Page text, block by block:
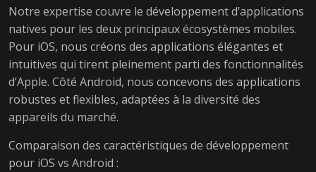
Notre expertise couvre le développement d’applications
natives pour les deux principaux écosystèmes mobiles.
Pour iOS, nous créons des applications élégantes et
intuitives qui tirent pleinement parti des fonctionnalités
d’Apple. Côté Android, nous concevons des applications
robustes et flexibles, adaptées à la diversité des
appareils du marché.
Comparaison des caractéristiques de développement
pour iOS vs Android :